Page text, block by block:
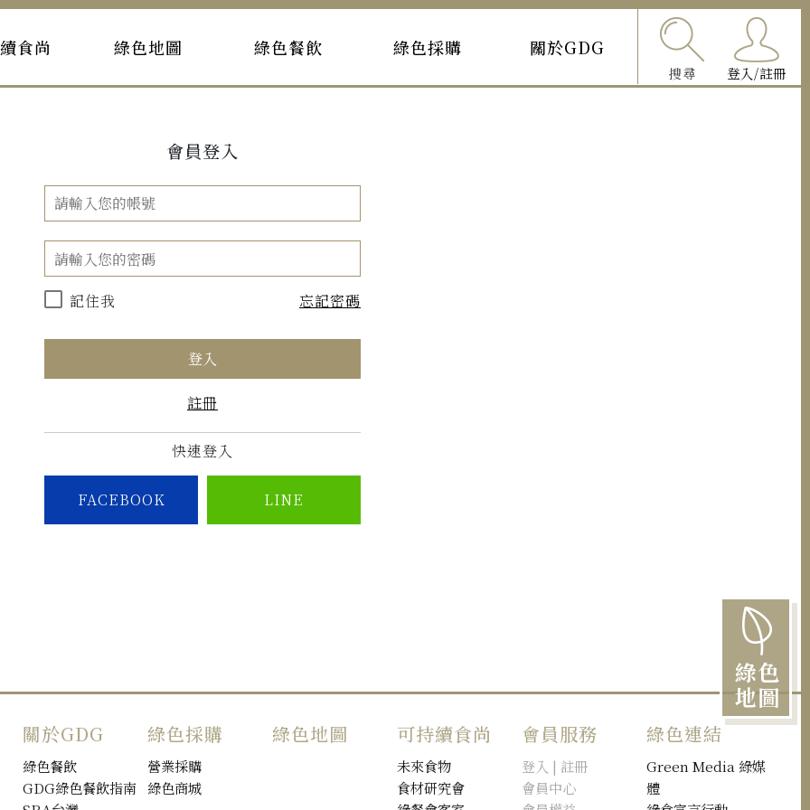
搜尋 登入/註冊
綠色
地圖
食尚 綠色地圖 綠色餐飲 綠色採購 關於GDG
會員登入
記住我 忘記密碼
登入
註冊
快速登入
FACEBOOK LINE
關於GDG
綠色餐飲
GDG綠色餐飲指南
綠色採購
營業採購
綠色商城
綠色地圖 可持續食尚
未來食物
食材研究會
會員服務
登入 | 註冊
會員中心
綠色連結
Green Media 綠媒
體